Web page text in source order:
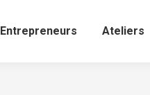
Entrepreneurs Ateliers